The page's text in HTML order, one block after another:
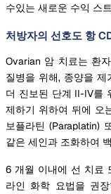
수있는 새로운 수익 스
처방자의 선호도 항
Ovarian 암 치료는 환
질병을 위해, 종양을
더 진보된 단계 II-IV를
제하기 위하여 뒤에 오
보플라틴 (Paraplatin)
같은 세인과 조화하여
6 개월 이내에 선 치료
라인 화학 요법을 권